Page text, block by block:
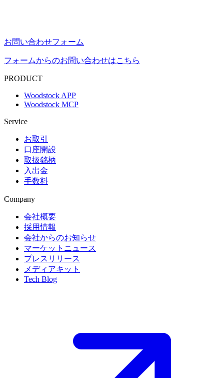
お問い合わせフォーム
フォームからのお問い合わせはこちら
PRODUCT
Woodstock APP
Woodstock MCP
Service
お取引
口座開設
取扱銘柄
入出金
手数料
Company
会社概要
採用情報
会社からのお知らせ
マーケットニュース
プレスリリース
メディアキット
Tech Blog